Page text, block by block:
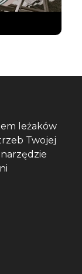
leżaków
Twojej